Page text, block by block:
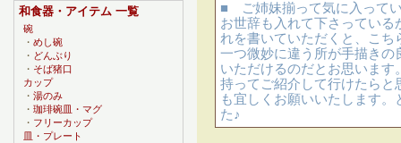
■ ご姉妹揃って気に入って
お世辞も入れて下さってい
れを書いていただくと、こ
一つ微妙に違う所が手描き
いただけるのだとお思いま
持ってご紹介して行けたら
も宜しくお願いいたします
た♪
和食器・アイテム 一覧
碗
・ めし碗
・ どんぶり
・ そば猪口
カップ
・ 湯のみ
・ 珈琲碗皿・マグ
・ フリーカップ
皿・プレート